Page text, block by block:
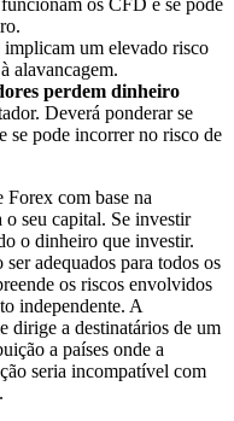
um elevado risco
alavancagem.
perdem dinheiro
Deverá ponderar se
se pode incorrer no risco de
com base na
o seu capital. Se investir
o dinheiro que investir.
adequados para todos os
os riscos envolvidos
independente. A
dirige a destinatários de um
a países onde a
seria incompatível com